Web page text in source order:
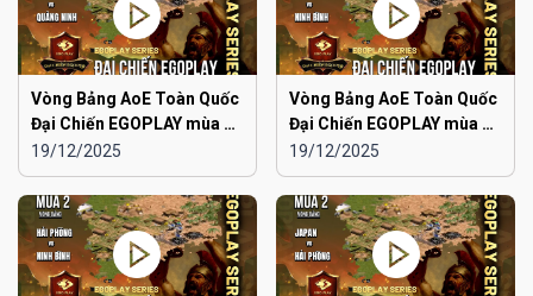
Vòng Bảng AoE Toàn Quốc
Đại Chiến EGOPLAY mùa 2 |
Aoe Đam Mê vs Quảng
Ninh
19/12/2025
Vòng Bảng AoE Toàn Quốc
Đại Chiến EGOPLAY mùa 2 |
Japan vs Ninh Bình
19/12/2025